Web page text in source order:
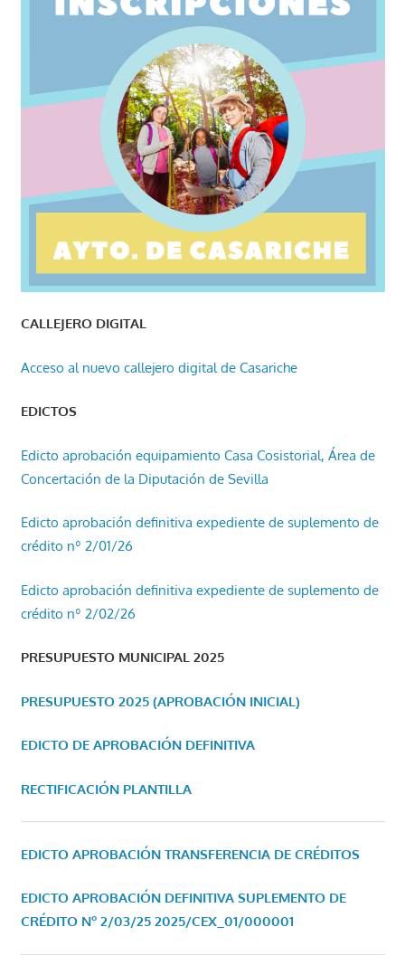
CALLEJERO DIGITAL
Acceso al nuevo callejero digital de Casariche
EDICTOS
Edicto aprobación equipamiento Casa Cosistorial, Área de
Concertación de la Diputación de Sevilla
Edicto aprobación definitiva expediente de suplemento de
crédito nº 2/01/26
Edicto aprobación definitiva expediente de suplemento de
crédito nº 2/02/26
PRESUPUESTO MUNICIPAL 2025
PRESUPUESTO 2025 (APROBACIÓN INICIAL)
EDICTO DE APROBACIÓN DEFINITIVA
RECTIFICACIÓN PLANTILLA
EDICTO APROBACIÓN TRANSFERENCIA DE CRÉDITOS
EDICTO APROBACIÓN DEFINITIVA SUPLEMENTO DE
CRÉDITO Nº 2/03/25 2025/CEX_01/000001